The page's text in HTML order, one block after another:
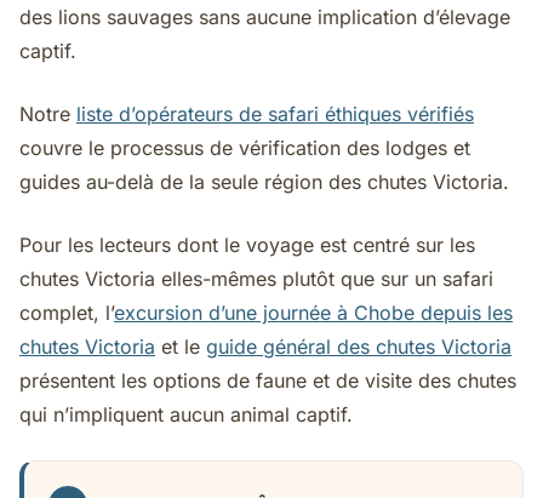
des lions sauvages sans aucune implication d’élevage
captif.
Notre liste d’opérateurs de safari éthiques vérifiés
couvre le processus de vérification des lodges et
guides au-delà de la seule région des chutes Victoria.
Pour les lecteurs dont le voyage est centré sur les
chutes Victoria elles-mêmes plutôt que sur un safari
complet, l’excursion d’une journée à Chobe depuis les
chutes Victoria et le guide général des chutes Victoria
présentent les options de faune et de visite des chutes
qui n’impliquent aucun animal captif.